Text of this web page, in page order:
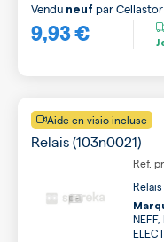
9,93 €
Vendu neuf parCellastor
Aide en visio incluse
Relais (103n0021)
Ref.